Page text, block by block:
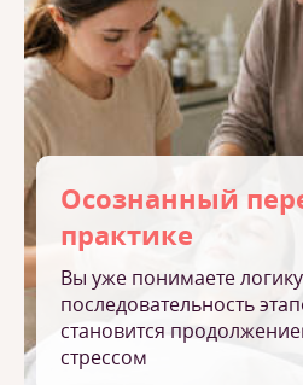
Осознанный
практике
Вы уже понимаете
последовательность
становится
стрессом